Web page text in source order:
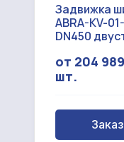
Задвижка
ABRA-KV-
DN450
от 204
шт.